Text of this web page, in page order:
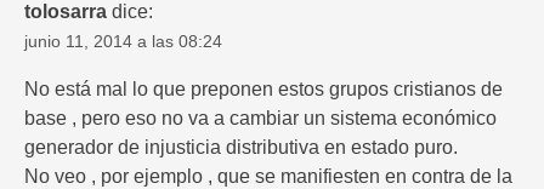
tolosarra dice:
junio 11, 2014 a las 08:24
No está mal lo que preponen estos grupos cristianos de
base , pero eso no va a cambiar un sistema económico
generador de injusticia distributiva en estado puro.
No veo , por ejemplo , que se manifiesten en contra de la